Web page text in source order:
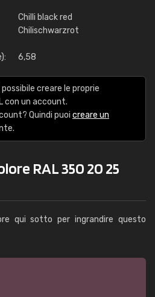
Chilli black red
Chilischwarzrot
6,58
creare le proprie
con un account.
Quindi puoi creare un
RAL 350 20 25
qui sotto per ingrandire questo